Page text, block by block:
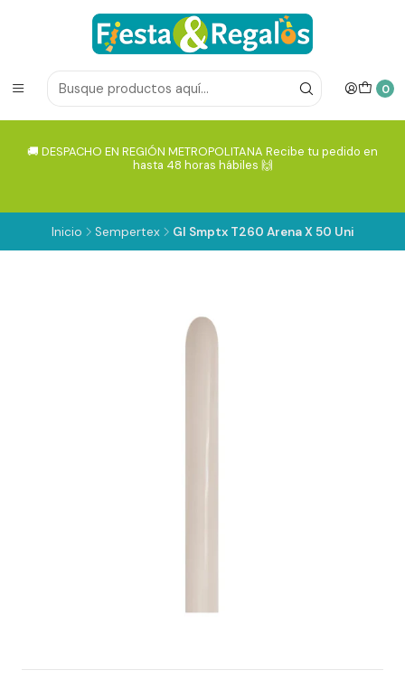
0
🚚 DESPACHO EN REGIÓN METROPOLITANA Recibe tu pedido en
hasta 48 horas hábiles 🙌
Inicio Sempertex Gl Smptx T260 Arena X 50 Uni